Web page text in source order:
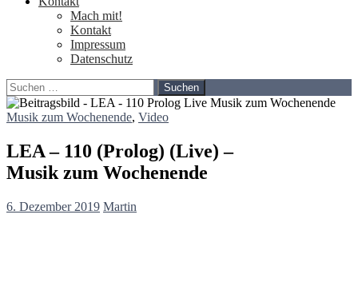
Mach mit!
Kontakt
Impressum
Datenschutz
Suchen
nach:
Musik zum Wochenende, Video
LEA – 110 (Prolog) (Live) –
Musik zum Wochenende
6. Dezember 2019 Martin